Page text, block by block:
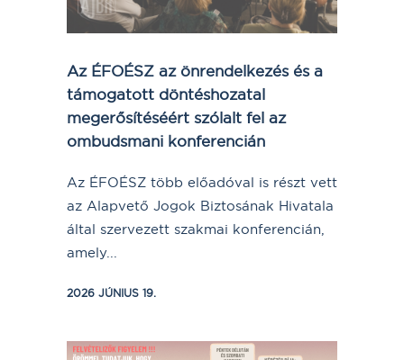
Az ÉFOÉSZ az önrendelkezés és a
támogatott döntéshozatal
megerősítéséért szólalt fel az
ombudsmani konferencián
Az ÉFOÉSZ több előadóval is részt vett
az Alapvető Jogok Biztosának Hivatala
által szervezett szakmai konferencián,
amely...
2026 JÚNIUS 19.